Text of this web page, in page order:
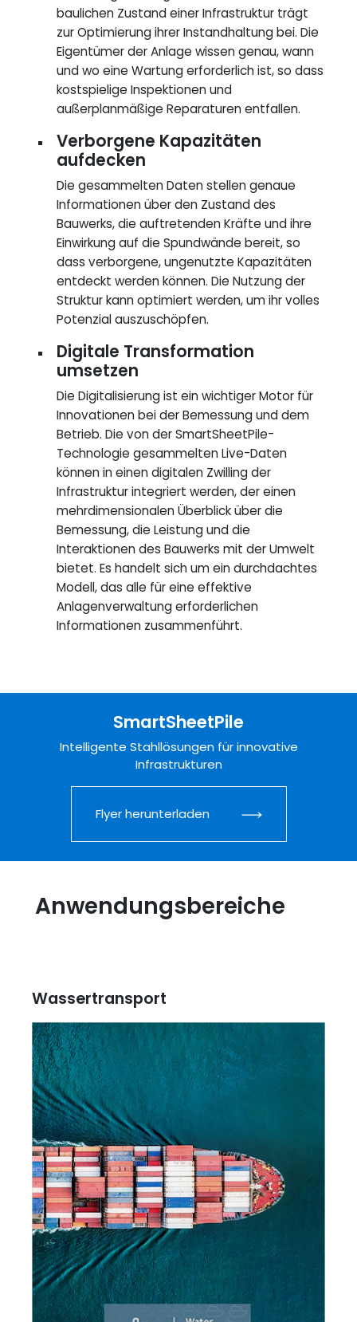
baulichen Zustand einer Infrastruktur trägt
zur Optimierung ihrer Instandhaltung bei. Die
Eigentümer der Anlage wissen genau, wann
und wo eine Wartung erforderlich ist, so dass
kostspielige Inspektionen und
außerplanmäßige Reparaturen entfallen.
Verborgene Kapazitäten
aufdecken
Die gesammelten Daten stellen genaue
Informationen über den Zustand des
Bauwerks, die auftretenden Kräfte und ihre
Einwirkung auf die Spundwände bereit, so
dass verborgene, ungenutzte Kapazitäten
entdeckt werden können. Die Nutzung der
Struktur kann optimiert werden, um ihr volles
Potenzial auszuschöpfen.
Digitale Transformation
umsetzen
Die Digitalisierung ist ein wichtiger Motor für
Innovationen bei der Bemessung und dem
Betrieb. Die von der SmartSheetPile-
Technologie gesammelten Live-Daten
können in einen digitalen Zwilling der
Infrastruktur integriert werden, der einen
mehrdimensionalen Überblick über die
Bemessung, die Leistung und die
Interaktionen des Bauwerks mit der Umwelt
bietet. Es handelt sich um ein durchdachtes
Modell, das alle für eine effektive
Anlagenverwaltung erforderlichen
Informationen zusammenführt.
SmartSheetPile
Intelligente Stahllösungen für innovative
Infrastrukturen
Flyer herunterladen
Anwendungsbereiche
Wassertransport